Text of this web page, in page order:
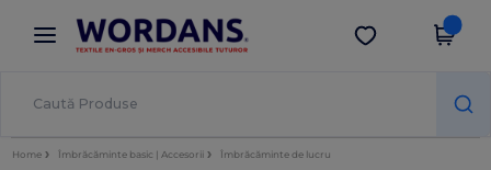
× Aplicația Wordans
Prețuri mai bune în aplicație!
Descarcă app
Home Îmbrăcăminte basic | Accesorii Îmbrăcăminte de lucru